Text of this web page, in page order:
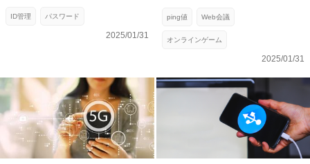
ID管理 パスワード
2025/01/31
ping値 Web会議
オンラインゲーム
2025/01/31